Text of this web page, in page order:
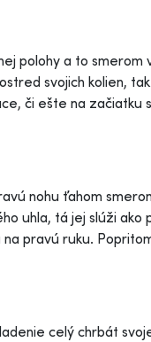
polohy a to smerom
svojich kolien,
či ešte na začiatku
nohu ťahom
uhla, tá jej slúži
pravú ruku.
celý chrbát